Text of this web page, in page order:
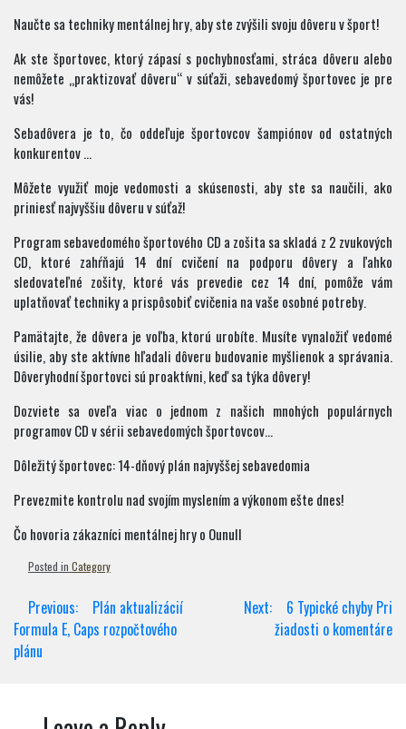
Naučte sa techniky mentálnej hry, aby ste zvýšili svoju dôveru v šport!
Ak ste športovec, ktorý zápasí s pochybnosťami, stráca dôveru alebo
nemôžete „praktizovať dôveru“ v súťaži, sebavedomý športovec je pre
vás!
Sebadôvera je to, čo oddeľuje športovcov šampiónov od ostatných
konkurentov …
Môžete využiť moje vedomosti a skúsenosti, aby ste sa naučili, ako
priniesť najvyššiu dôveru v súťaž!
Program sebavedomého športového CD a zošita sa skladá z 2 zvukových
CD, ktoré zahŕňajú 14 dní cvičení na podporu dôvery a ľahko
sledovateľné zošity, ktoré vás prevedie cez 14 dní, pomôže vám
uplatňovať techniky a prispôsobiť cvičenia na vaše osobné potreby.
Pamätajte, že dôvera je voľba, ktorú urobíte. Musíte vynaložiť vedomé
úsilie, aby ste aktívne hľadali dôveru budovanie myšlienok a správania.
Dôveryhodní športovci sú proaktívni, keď sa týka dôvery!
Dozviete sa oveľa viac o jednom z našich mnohých populárnych
programov CD v sérii sebavedomých športovcov…
Dôležitý športovec: 14-dňový plán najvyššej sebavedomia
Prevezmite kontrolu nad svojím myslením a výkonom ešte dnes!
Čo hovoria zákazníci mentálnej hry o Ounull
Posted in Category
Post
navigation
Previous:
Plán aktualizácií
Formula E, Caps rozpočtového
plánu
Next:
6 Typické chyby Pri
žiadosti o komentáre